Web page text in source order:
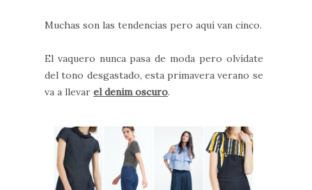
Muchas son las tendencias pero aquí van cinco.
El vaquero nunca pasa de moda pero olvídate
del tono desgastado, esta primavera verano se
va a llevar el denim oscuro.